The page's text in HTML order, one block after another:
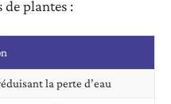
de plantes :
la perte d’eau